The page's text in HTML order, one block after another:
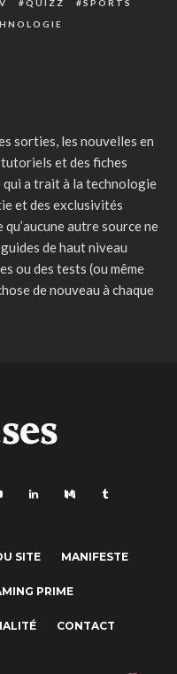
QUIZZ
SPORTS
sorties, les nouvelles en
et des fiches
a trait à la technologie
et des exclusivités
autre source ne
de haut niveau
ou des tests (ou même
de nouveau à chaque
SITE MANIFESTE
PRIME
CONTACT